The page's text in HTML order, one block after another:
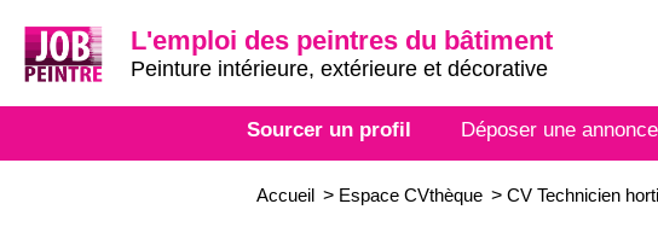
L'emploi des peintres du bâtiment
Peinture intérieure, extérieure et décorative
Sourcer un profil Déposer une annonce
Accueil > Espace CVthèque > CV Technicien